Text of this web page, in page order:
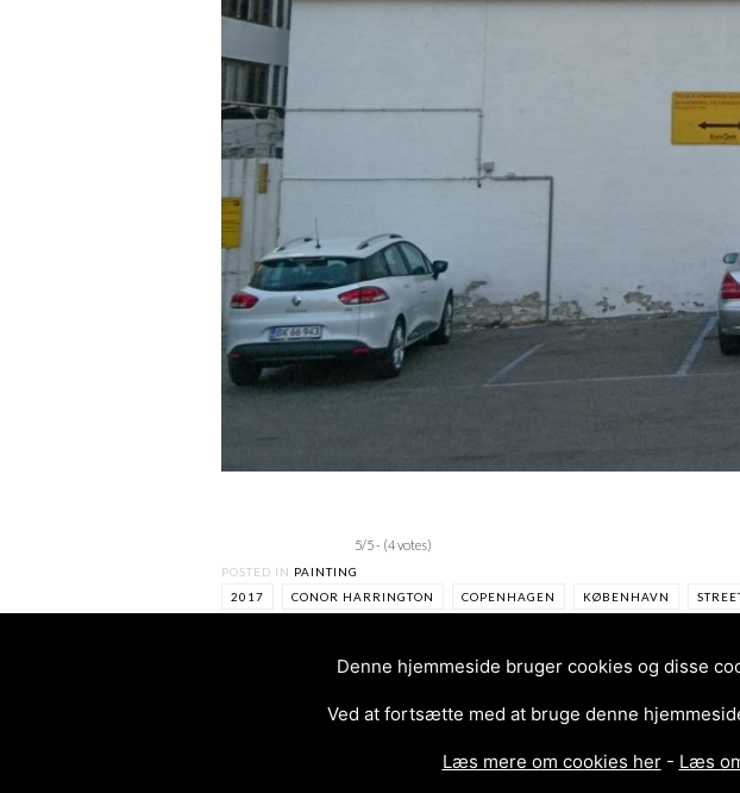
5/5 - (4 votes)
POSTED IN PAINTING
2017
CONOR HARRINGTON COPENHAGEN KØBENHAVN
JUST KEEP LOVING – NØRREBRO
Denne hjemmeside bruger cookies og disse
Ved at fortsætte med at bruge denne
Læs mere om cookies her- Læs